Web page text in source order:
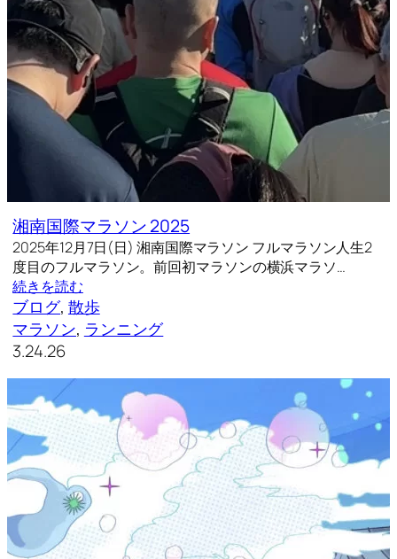
湘南国際マラソン 2025
2025年12月7日(日) 湘南国際マラソン フルマラソン人生2
度目のフルマラソン。前回初マラソンの横浜マラソ…
続きを読む
ブログ, 散歩
マラソン, ランニング
3.24.26